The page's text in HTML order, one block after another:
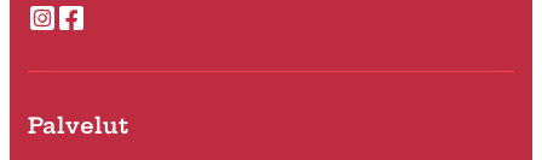
Suonenjoen kaupungin Instragram
Suonenjoen kaupungin Facebook
Palvelut